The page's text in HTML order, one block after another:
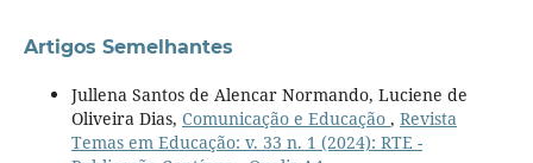
Artigos Semelhantes
Jullena Santos de Alencar Normando, Luciene de
Oliveira Dias, Comunicação e Educação , Revista
Temas em Educação: v. 33 n. 1 (2024): RTE -